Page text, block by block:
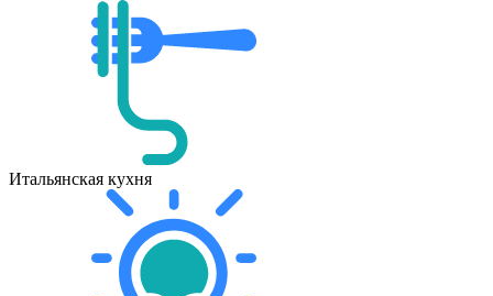
Итальянская кухня